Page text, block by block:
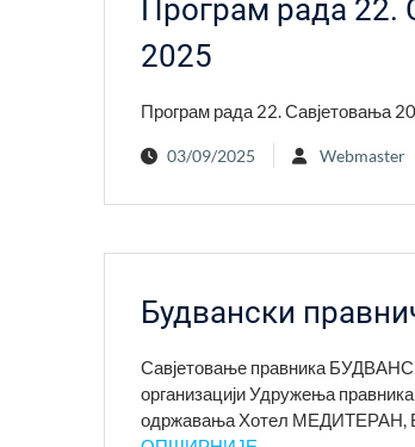
Програм рада 22.
2025
Програм рада 22. Савјетовања
03/09/2025 Webmaster
Будвански
Савјетовање правника
организацији Удружења
одржавања Хотел МЕДИТЕРАН,